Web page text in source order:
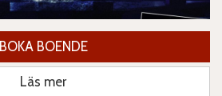
BOKA BOENDE
Läs mer